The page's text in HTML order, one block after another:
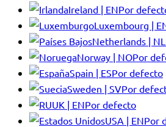
Ireland | ENPor
Luxembourg |
Netherlands | NL
Norway | NOPor
Spain | ESPor defecto
Sweden | SVPor
UK | ENPor defecto
USA | ENPor